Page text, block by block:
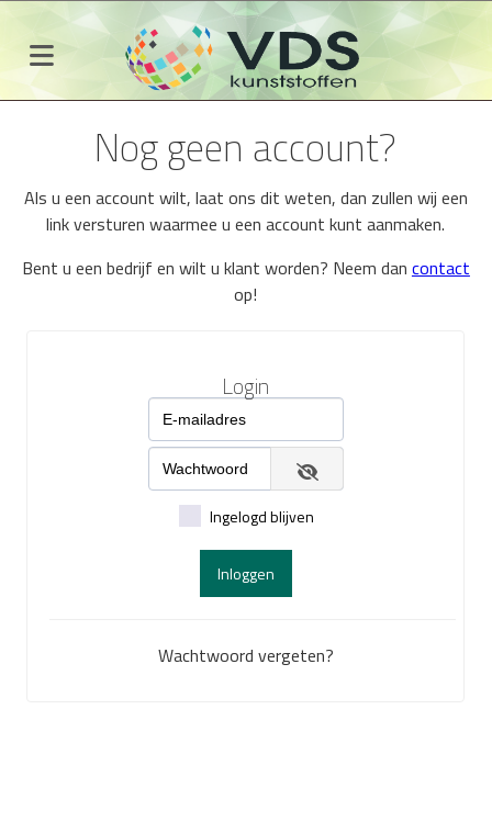
Nog geen account?
Als u een account wilt, laat ons dit weten, dan zullen wij een
link versturen waarmee u een account kunt aanmaken.
Bent u een bedrijf en wilt u klant worden? Neem dan contact
op!
Login
Ingelogd blijven
Inloggen
Wachtwoord vergeten?